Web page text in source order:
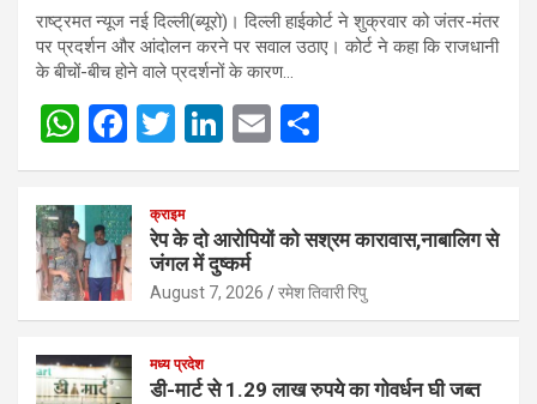
राष्ट्रमत न्यूज नई दिल्ली(ब्यूरो)। दिल्ली हाईकोर्ट ने शुक्रवार को जंतर-मंतर
पर प्रदर्शन और आंदोलन करने पर सवाल उठाए। कोर्ट ने कहा कि राजधानी
के बीचों-बीच होने वाले प्रदर्शनों के कारण…
W
h
at
s
A
p
p
F
a
ce
b
o
o
k
T
wi
tt
er
Li
n
dI
n
E
m h
e
क्राइम
रेप के दो आरोपियों को सश्रम कारावास,नाबालिग से
जंगल में दुष्कर्म
August 7, 2026 रमेश तिवारी रिपु
मध्य प्रदेश
डी-मार्ट से 1.29 लाख रुपये का गोवर्धन घी जब्त